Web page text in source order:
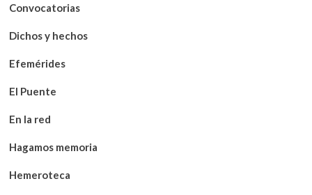
Convocatorias
Dichos y hechos
Efemérides
El Puente
En la red
Hagamos memoria
Hemeroteca